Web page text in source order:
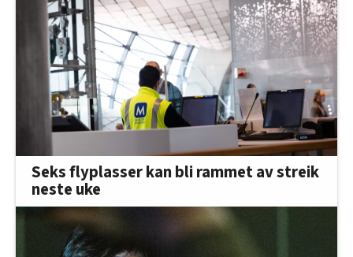
Seks flyplasser kan bli rammet av streik
neste uke